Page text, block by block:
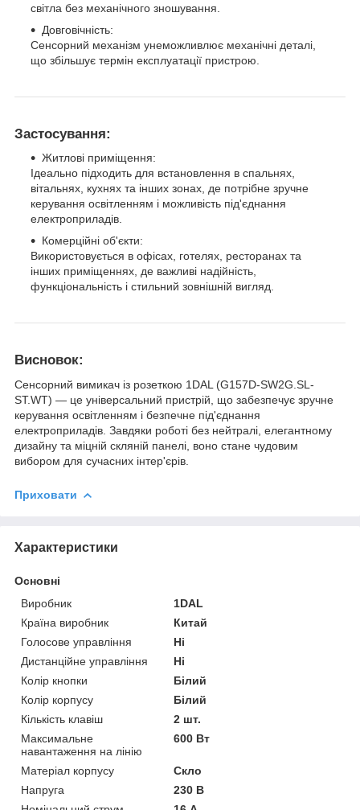
світла без механічного зношування.
Довговічність:
Сенсорний механізм унеможливлює механічні деталі,
що збільшує термін експлуатації пристрою.
Застосування:
Житлові приміщення:
Ідеально підходить для встановлення в спальнях,
вітальнях, кухнях та інших зонах, де потрібне зручне
керування освітленням і можливість під'єднання
електроприладів.
Комерційні об'єкти:
Використовується в офісах, готелях, ресторанах та
інших приміщеннях, де важливі надійність,
функціональність і стильний зовнішній вигляд.
Висновок:
Сенсорний вимикач із розеткою 1DAL (G157D-SW2G.SL-
ST.WT) — це універсальний пристрій, що забезпечує зручне
керування освітленням і безпечне під'єднання
електроприладів. Завдяки роботі без нейтралі, елегантному
дизайну та міцній скляній панелі, воно стане чудовим
вибором для сучасних інтер'єрів.
Приховати
Характеристики
Основні
Виробник
1DAL
Країна виробник
Китай
Голосове управління
Ні
Дистанційне управління
Ні
Колір кнопки
Білий
Колір корпусу
Білий
Кількість клавіш
2 шт.
Максимальне
навантаження на лінію
600 Вт
Матеріал корпусу
Скло
Напруга
230 В